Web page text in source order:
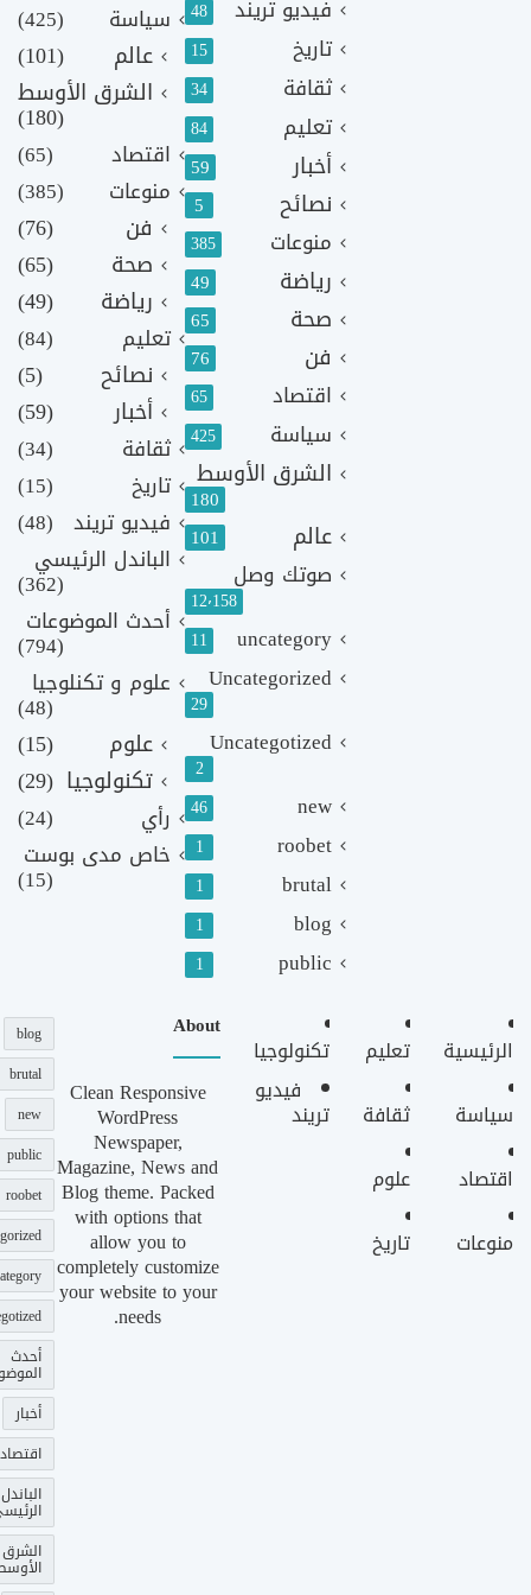
فيديو تريند 48
تاريخ 15
ثقافة 34
تعليم 84
أخبار 59
نصائح 5
منوعات 385
رياضة 49
صحة 65
فن 76
اقتصاد 65
سياسة 425
الشرق الأوسط
180
عالم 101
صوتك وصل
12٬158
uncategory
11
Uncategorized
29
Uncategotized
2
new
46
roobet
1
brutal
1
blog
1
public
1
سياسة
(425)
عالم
(101)
الشرق الأوسط
(180)
اقتصاد
(65)
منوعات
(385)
فن
(76)
صحة
(65)
رياضة
(49)
تعليم (84)
نصائح
(5)
أخبار
(59)
ثقافة
(34)
تاريخ
(15)
فيديو تريند (48)
الباندل الرئيسي
(362)
أحدث الموضوعات
(794)
علوم و تكنلوجيا
(48)
علوم
(15)
تكنولوجيا (29)
رأي
(24)
خاص مدى بوست
(15)
الرئيسية
سياسة
اقتصاد
منوعات
تعليم
ثقافة
علوم
تاريخ
تكنولوجيا
فيديو
تريند
About
Clean Responsive
WordPress
Newspaper,
Magazine, News and
Blog theme. Packed
with options that
allow you to
completely customize
your website to your
needs.
blog
brutal
new
public
roobet
أحدث
أخبار
اقتصاد
الباندل
الشرق